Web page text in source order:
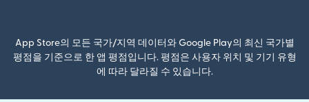
App Store의 모든 국가/지역 데이터와 Google Play의 최신 국가별
평점을 기준으로 한 앱 평점입니다. 평점은 사용자 위치 및 기기 유형
에 따라 달라질 수 있습니다.